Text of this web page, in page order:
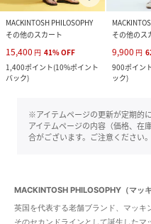
MACKINTOSH PHILOSOPHY
その他のスカート
15,400 円 41%OFF
1,400ポイント(10%ポイント
バック)
その他のス
9,900 円
900ポイン
ック)
※アイテムページの更新が定期的
アイテムページの内容（価格、在
合がございます。ご注意ください。
MACKINTOSH PHILOSOPHY（マッ
英国を代表する老舗ブランド、マッキ